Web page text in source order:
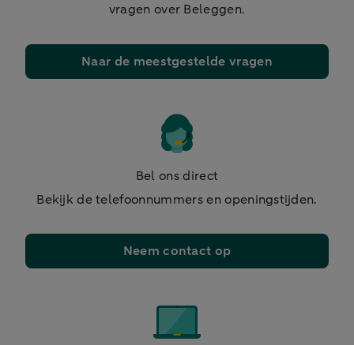
vragen over Beleggen.
Naar de meestgestelde vragen
Bel ons direct
Bekijk de telefoonnummers en openingstijden.
Neem contact op